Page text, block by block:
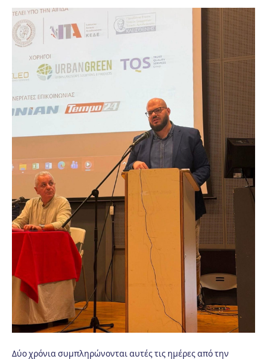
Δύο χρόνια συμπληρώνονται αυτές τις ημέρες από την